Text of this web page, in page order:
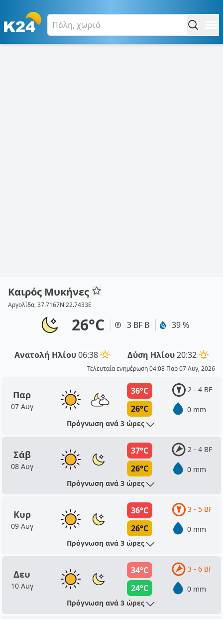
Καιρός Μυκήνες
Αργολίδα, 37.7167N 22.7433E
26°C 3 BF Β 39 %
Ανατολή Ηλίου06:38 Δύση Ηλίου20:32
Τελευταία ενημέρωση 04:08 Παρ 07 Αυγ, 2026
Παρ
07 Αυγ
36°C
26°C
2 - 4 BF
0 mm
Πρόγνωση ανά 3 ώρες
Σάβ
08 Αυγ
37°C
26°C
2 - 4 BF
0 mm
Πρόγνωση ανά 3 ώρες
Κυρ
09 Αυγ
36°C
26°C
3 - 5 BF
0 mm
Πρόγνωση ανά 3 ώρες
Δευ
10 Αυγ
34°C
24°C
3 - 6 BF
0 mm
Πρόγνωση ανά 3 ώρες